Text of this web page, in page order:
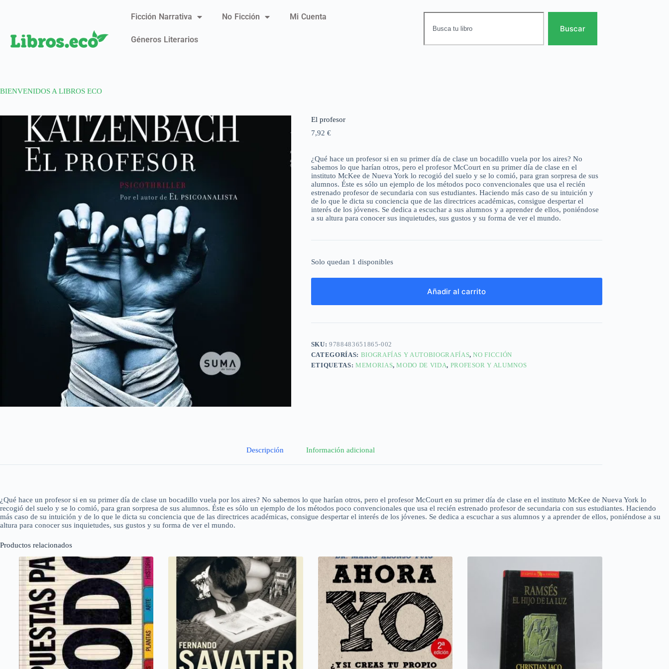
Ficción Narrativa No Ficción Mi Cuenta
Géneros Literarios
Buscar
BIENVENIDOS A LIBROS ECO
El profesor
7,92 €
¿Qué hace un profesor si en su primer día de clase un bocadillo vuela por los aires? No
sabemos lo que harían otros, pero el profesor McCourt en su primer día de clase en el
instituto McKee de Nueva York lo recogió del suelo y se lo comió, para gran sorpresa de sus
alumnos. Éste es sólo un ejemplo de los métodos poco convencionales que usa el recién
estrenado profesor de secundaria con sus estudiantes. Haciendo más caso de su intuición y
de lo que le dicta su conciencia que de las directrices académicas, consigue despertar el
interés de los jóvenes. Se dedica a escuchar a sus alumnos y a aprender de ellos, poniéndose
a su altura para conocer sus inquietudes, sus gustos y su forma de ver el mundo.
Solo quedan 1 disponibles
Añadir al carrito
SKU:9788483651865-002
CATEGORÍAS: BIOGRAFÍAS Y AUTOBIOGRAFÍAS,NO FICCIÓN
ETIQUETAS: MEMORIAS,MODO DE VIDA, PROFESOR Y ALUMNOS
Descripción Información adicional
¿Qué hace un profesor si en su primer día de clase un bocadillo vuela por los aires? No sabemos lo que harían otros, pero el profesor McCourt en su primer día de clase en el instituto McKee de Nueva York lo
recogió del suelo y se lo comió, para gran sorpresa de sus alumnos. Éste es sólo un ejemplo de los métodos poco convencionales que usa el recién estrenado profesor de secundaria con sus estudiantes. Haciendo
más caso de su intuición y de lo que le dicta su conciencia que de las directrices académicas, consigue despertar el interés de los jóvenes. Se dedica a escuchar a sus alumnos y a aprender de ellos, poniéndose a su
altura para conocer sus inquietudes, sus gustos y su forma de ver el mundo.
Productos relacionados